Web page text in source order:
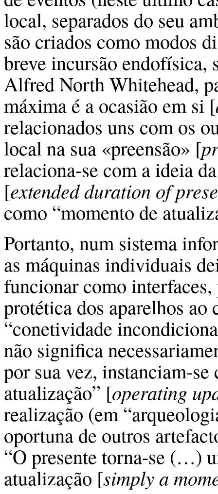
local, separados do seu
são criados como modos
breve incursão endofísica,
Alfred North Whitehead,
máxima é a ocasião em si [
relacionados uns com os
local na sua «preensão» [
relaciona-se com a ideia
[extended duration of
como “momento de
Portanto, num sistema
as máquinas individuais
funcionar como
protética dos aparelhos
“conetividade
não significa
por sua vez, instanciam-
atualização” [operating
realização (em
oportuna de outros
“O presente torna-se (…)
atualização [simply a